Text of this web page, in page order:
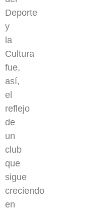
Deporte
y
la
Cultura
fue,
así,
el
reflejo
de
un
club
que
sigue
creciendo
en